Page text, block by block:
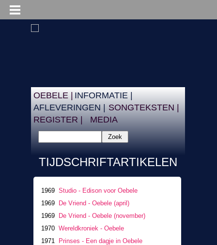
TIJDSCHRIFTARTIKELEN
1969 Studio - Edison voor Oebele
1969
De Vriend - Oebele (april)
1969
De Vriend - Oebele (november)
1970 Wereldkroniek - Oebele
1971
Prinses - Een dagje in Oebele
Zoek
REGISTER |
SONGTEKSTEN |
MEDIA
INFORMATIE |
AFLEVERINGEN |
OEBELE |